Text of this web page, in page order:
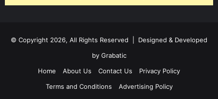
© Copyright 2026, All Rights Reserved | Designed & Developed
by Grabatic
Home
About Us Contact Us
Privacy Policy
Terms and Conditions
Advertising Policy